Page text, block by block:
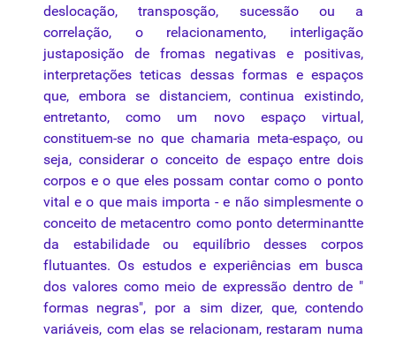
deslocação, transposção, sucessão ou a
correlação, o relacionamento, interligação
justaposição de fromas negativas e positivas,
interpretações teticas dessas formas e espaços
que, embora se distanciem, continua existindo,
entretanto, como um novo espaço virtual,
constituem-se no que chamaria meta-espaço, ou
seja, considerar o conceito de espaço entre dois
corpos e o que eles possam contar como o ponto
vital e o que mais importa - e não simplesmente o
conceito de metacentro como ponto determinantte
da estabilidade ou equilíbrio desses corpos
flutuantes. Os estudos e experiências em busca
dos valores como meio de expressão dentro de "
formas negras", por a sim dizer, que, contendo
variáveis, com elas se relacionam, restaram numa